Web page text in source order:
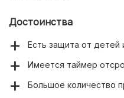
Достоинства
Есть защита от детей
Имеется таймер
Большое количество